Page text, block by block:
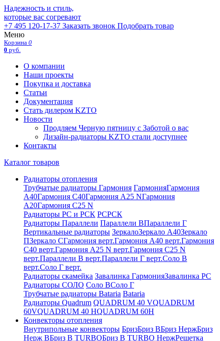
Надежность и стиль,
которые вас согревают
+7 495 120-17-37 Заказать звонок Подобрать товар
Меню
Корзина 0
0 руб.
О компании
Наши проекты
Покупка и доставка
Статьи
Документация
Стать дилером KZTO
Новости
Продляем Черную пятницу с Заботой о вас
Дизайн-радиаторы KZTO стали доступнее
Контакты
Каталог товаров
Радиаторы отопления
Трубчатые радиаторы Гармония ГармонияГармония
А40Гармония С40Гармония А25 NГармония
А20Гармония С25 N
Радиаторы РС и РСК РСРСК
Радиаторы Параллели Параллели ВПараллели Г
Вертикальные радиаторы ЗеркалоЗеркало А40Зеркало
ПЗеркало СГармония верт.Гармония А40 верт.Гармония
С40 верт.Гармония А25 N верт.Гармония С25 N
верт.Параллели В верт.Параллели Г верт.Соло В
верт.Соло Г верт.
Радиаторы скамейка Завалинка ГармонияЗавалинка РС
Радиаторы СОЛО Соло ВСоло Г
Трубчатые радиаторы Bataria Bataria
Радиаторы Quadrum QUADRUM 40 VQUADRUM
60VQUADRUM 40 HQUADRUM 60H
Конвекторы отопления
Внутрипольные конвекторы БризБриз ВБриз НержБриз
Нерж ВБриз В TURBOБриз В TURBO НержРешетка